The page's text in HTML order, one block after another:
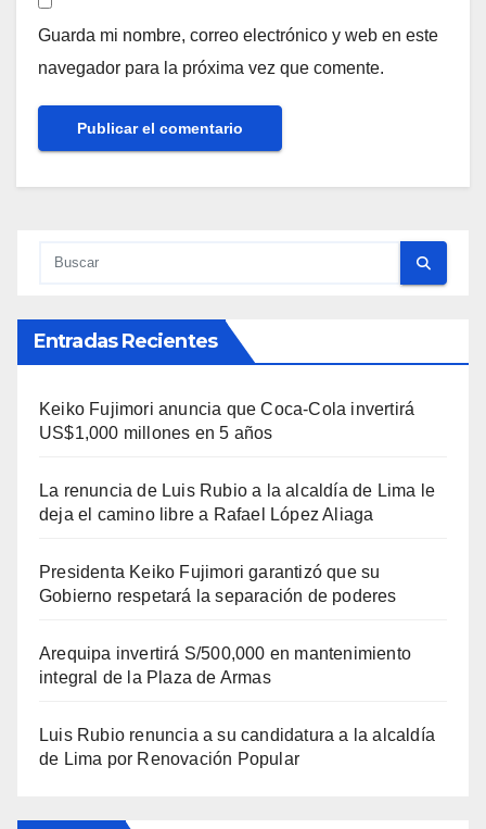
Guarda mi nombre, correo electrónico y web en este
navegador para la próxima vez que comente.
Entradas Recientes
Keiko Fujimori anuncia que Coca-Cola invertirá
US$1,000 millones en 5 años
La renuncia de Luis Rubio a la alcaldía de Lima le
deja el camino libre a Rafael López Aliaga
Presidenta Keiko Fujimori garantizó que su
Gobierno respetará la separación de poderes
Arequipa invertirá S/500,000 en mantenimiento
integral de la Plaza de Armas
Luis Rubio renuncia a su candidatura a la alcaldía
de Lima por Renovación Popular